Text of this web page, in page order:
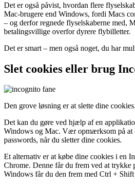
Det er også påvist, hvordan flere
Mac-brugere end Windows, fordi Macs
– og derfor regnede flyselskaberne med,
betalingsvillige overfor dyrere flybilletter.
Det er smart – men også noget, du har
Slet cookies eller brug
Den grove løsning er at slette dine cookies.
Det kan du gøre ved hjælp af en
Windows og Mac. Vær opmærksom på at
passwords, når du sletter dine cookies.
Et alternativ er at købe dine cookies i en
Chrome. Denne får du frem ved at trykke
Windows får du den frem med Ctrl +